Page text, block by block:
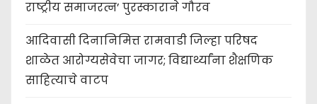
राष्ट्रीय समाजरत्न’ पुरस्काराने गौरव
आदिवासी दिनानिमित्त रामवाडी जिल्हा परिषद
शाळेत आरोग्यसेवेचा जागर; विद्यार्थ्यांना शैक्षणिक
साहित्याचे वाटप